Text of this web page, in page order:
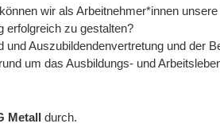
wir als Arbeitnehmer*innen
erfolgreich zu gestalten?
Auszubildendenvertretung und der
um das Ausbildungs- und
Metall durch.